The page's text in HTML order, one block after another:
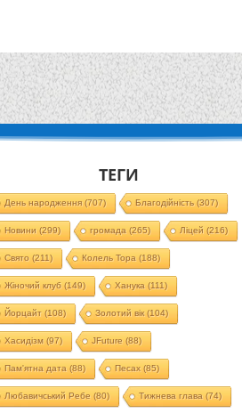
ТЕГИ
День народження(707) Благодійність (307)
Новини (299) громада (265) Ліцей (216)
Свято (211) Колель Тора (188)
Жіночий клуб (149) Ханука (111)
Йорцайт (108) Золотий вік(104)
Хасидізм (97) JFuture (88)
Пам'ятна дата (88) Песах(85)
Любавичський Ребе (80) Тижнева глава (74)